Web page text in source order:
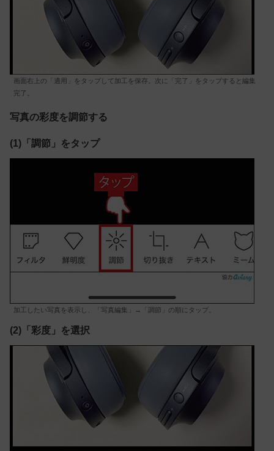
画面右上の「適用」をタップして加工を保存。次に「完了」をタップすると編集
完了。
写真の彩度を調節する
(1)「調節」をタップ
加工したい写真を表示し、「写真編集」→「調節」の順にタップ。
(2)「彩度」を選択